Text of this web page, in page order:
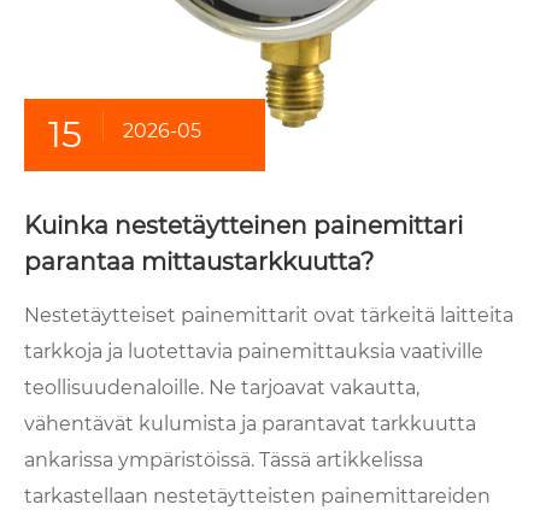
15 2026-05
Kuinka nestetäytteinen painemittari
parantaa mittaustarkkuutta?
Nestetäytteiset painemittarit ovat tärkeitä laitteita
tarkkoja ja luotettavia painemittauksia vaativille
teollisuudenaloille. Ne tarjoavat vakautta,
vähentävät kulumista ja parantavat tarkkuutta
ankarissa ympäristöissä. Tässä artikkelissa
tarkastellaan nestetäytteisten painemittareiden